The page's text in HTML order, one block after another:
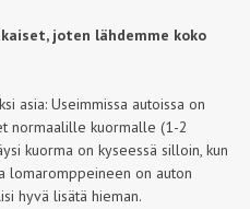
joten lähdemme koko
asia: Useimmissa autoissa on
normaalille kuormalle (1-2
kuorma on kyseessä silloin, kun
lomaromppeineen on auton
hyvä lisätä hieman.